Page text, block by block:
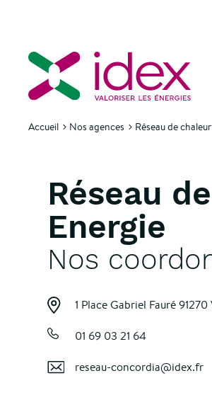
Accueil Nos agences Réseau de
Réseau
Energie
Nos
1 Place Gabriel Fauré91270
01 69 03 21 64
reseau-concordia@idex.fr